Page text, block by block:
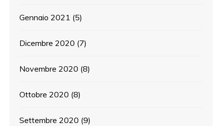
Gennaio 2021 (5)
Dicembre 2020 (7)
Novembre 2020 (8)
Ottobre 2020 (8)
Settembre 2020 (9)